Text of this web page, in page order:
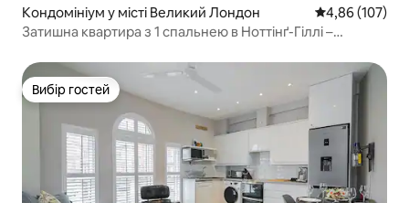
Кондомініум у місті Великий Лондон Середня
4,86 (107)
Затишна квартира з 1 спальнею в Ноттінґ-Гіллі –
Вибір гостей
Вибір гостей